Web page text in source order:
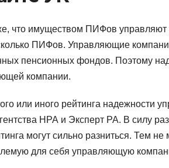
что имуществом ПИФов
ПИФов. Управляющие
пенсионных фондов. Поэтому
компании.
или иного рейтинга надежности
НРА и Эксперт РА. В силу
могут сильно разниться. Тем
для себя управляющую